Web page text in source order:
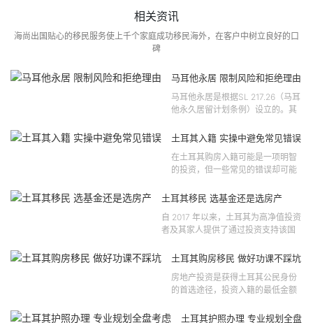
相关资讯
海尚出国贴心的移民服务使上千个家庭成功移民海外，在客户中树立良好的口
碑
马耳他永居 限制风险和拒绝理由
马耳他永居是根据SL 217.26（马耳
他永久居留计划条例）设立的。其
121 号法律公告，并随后根据2024
土耳其入籍 实操中避免常见错误
在土耳其购房入籍可能是一项明智
的投资，但一些常见的错误却可能
失。许多投资者轻信营销宣传或不
土耳其移民 选基金还是选房产
自 2017 年以来，土耳其为高净值投资
者及其家人提供了通过投资支持该国
会。 该计划的一大亮点在于其涵盖广
土耳其购房移民 做好功课不踩坑
房地产投资是获得土耳其公民身份
的首选途径，投资入籍的最低金额
二手房产。这一门槛自2019年调整
土耳其护照办理 专业规划全盘